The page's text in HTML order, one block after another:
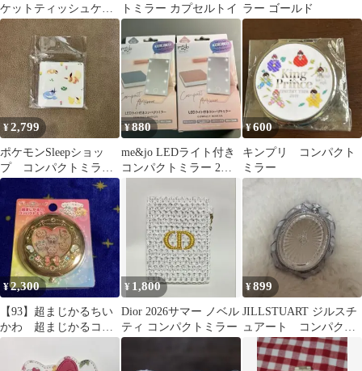
ケットティッシュケー
ス
トミラー カプセルトイ ラー ゴールド
¥2,799
ポケモンSleepショッ
プ コンパクトミラ
ー ブイズ
¥880
me&jo LEDライト付き
コンパクトミラー 2色
¥600
キンプリ コンパクト
ミラー
¥2,300
【93】超まじかるちい
かわ 超まじかるコン
¥ 1,800
Dior 2026サマー ノベル
ティ コンパクトミラー
¥899
JILLSTUART ジルスチ
ュアート コンパクト
ミラーⅡ